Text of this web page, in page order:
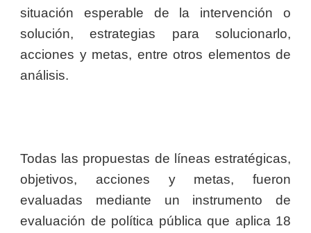
situación esperable de la intervención o
solución, estrategias para solucionarlo,
acciones y metas, entre otros elementos de
análisis.
Todas las propuestas de líneas estratégicas,
objetivos, acciones y metas, fueron
evaluadas mediante un instrumento de
evaluación de política pública que aplica 18